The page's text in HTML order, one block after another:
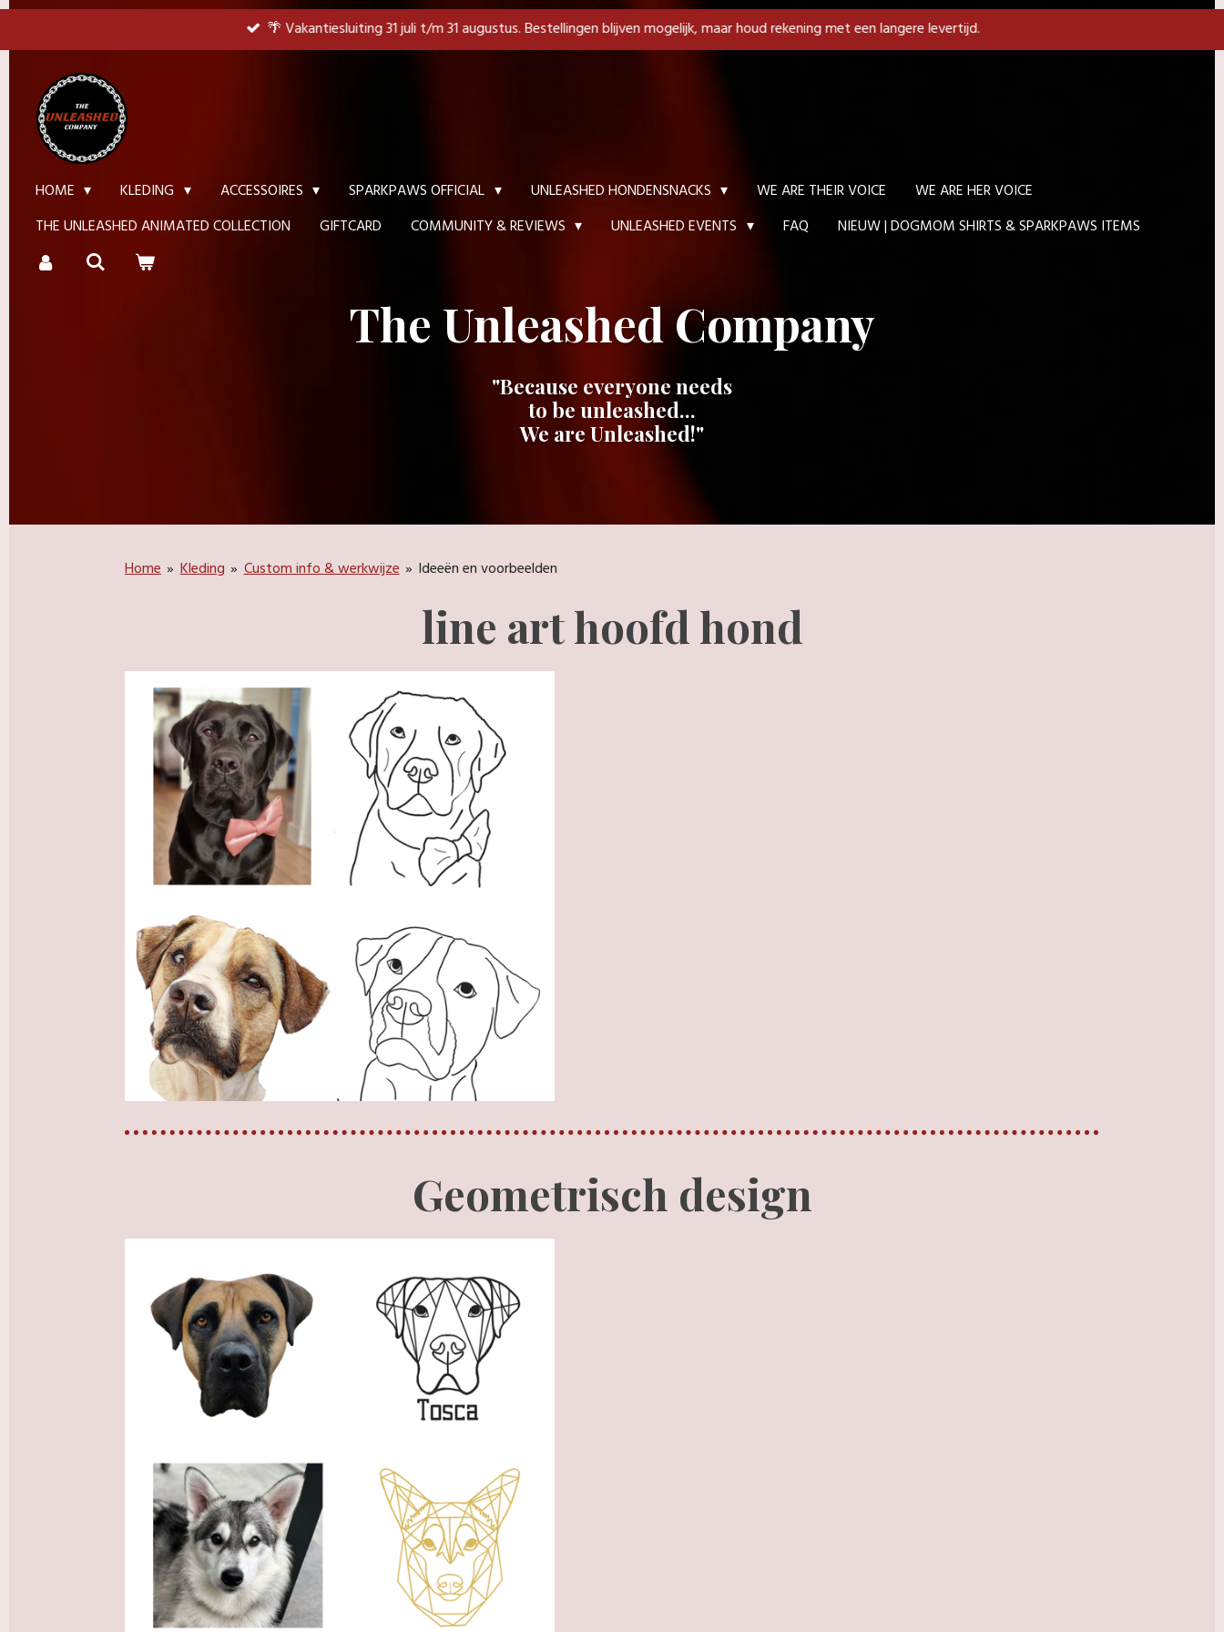
hoofdinhoud
🌴 Vakantiesluiting 31 juli t/m 31 augustus. Bestellingen blijven mogelijk, maar houd rekening met een langere levertijd.
HOME KLEDING ACCESSOIRES SPARKPAWS OFFICIAL UNLEASHED HONDENSNACKS WE ARE THEIR VOICE
WE ARE HER VOICE
THE UNLEASHED ANIMATED COLLECTION
GIFTCARD COMMUNITY & REVIEWS UNLEASHED EVENTS FAQ NIEUW | DOGMOM SHIRTS & SPARKPAWS ITEMS
The Unleashed Company
"Because everyone needs
to be unleashed...
We are Unleashed!"
Home » Kleding » Custom info & werkwijze » Ideeën en voorbeelden
line art hoofd hond
Geometrisch design